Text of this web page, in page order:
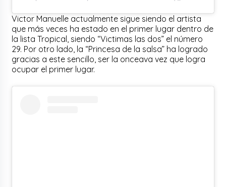
Victor Manuelle actualmente sigue siendo el artista
que más veces ha estado en el primer lugar dentro de
la lista Tropical, siendo “Victimas las dos” el número
29. Por otro lado, la “Princesa de la salsa” ha logrado
gracias a este sencillo, ser la onceava vez que logra
ocupar el primer lugar.